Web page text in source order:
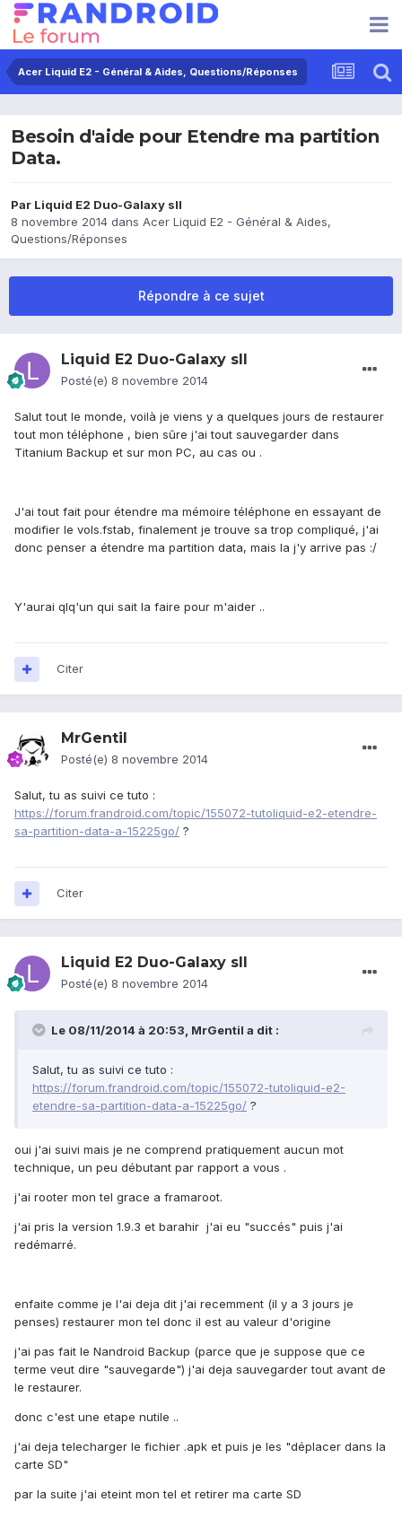
Acer Liquid E2 - Général & Aides, Questions/Réponses
Besoin d'aide pour Etendre ma partition
Data.
Par Liquid E2 Duo-Galaxy sII
8 novembre 2014 dans Acer Liquid E2 - Général & Aides,
Questions/Réponses
Répondre à ce sujet
Liquid E2 Duo-Galaxy sII
Posté(e) 8 novembre 2014
Salut tout le monde, voilà je viens y a quelques jours de restaurer
tout mon téléphone , bien sûre j'ai tout sauvegarder dans
Titanium Backup et sur mon PC, au cas ou .
J'ai tout fait pour étendre ma mémoire téléphone en essayant de
modifier le vols.fstab, finalement je trouve sa trop compliqué, j'ai
donc penser a étendre ma partition data, mais la j'y arrive pas :/
Y'aurai qlq'un qui sait la faire pour m'aider ..
Citer
MrGentil
Posté(e) 8 novembre 2014
Salut, tu as suivi ce tuto :
https://forum.frandroid.com/topic/155072-tutoliquid-e2-etendre-
sa-partition-data-a-15225go/ ?
Citer
Liquid E2 Duo-Galaxy sII
Posté(e) 8 novembre 2014
Le 08/11/2014 à 20:53, MrGentil a dit :
Salut, tu as suivi ce tuto :
https://forum.frandroid.com/topic/155072-tutoliquid-e2-
etendre-sa-partition-data-a-15225go/ ?
oui j'ai suivi mais je ne comprend pratiquement aucun mot
technique, un peu débutant par rapport a vous .
j'ai rooter mon tel grace a framaroot.
j'ai pris la version 1.9.3 et barahir j'ai eu "succés" puis j'ai
redémarré.
enfaite comme je l'ai deja dit j'ai recemment (il y a 3 jours je
penses) restaurer mon tel donc il est au valeur d'origine
j'ai pas fait le Nandroid Backup (parce que je suppose que ce
terme veut dire "sauvegarde") j'ai deja sauvegarder tout avant de
le restaurer.
donc c'est une etape nutile ..
j'ai deja telecharger le fichier .apk et puis je les "déplacer dans la
carte SD"
par la suite j'ai eteint mon tel et retirer ma carte SD